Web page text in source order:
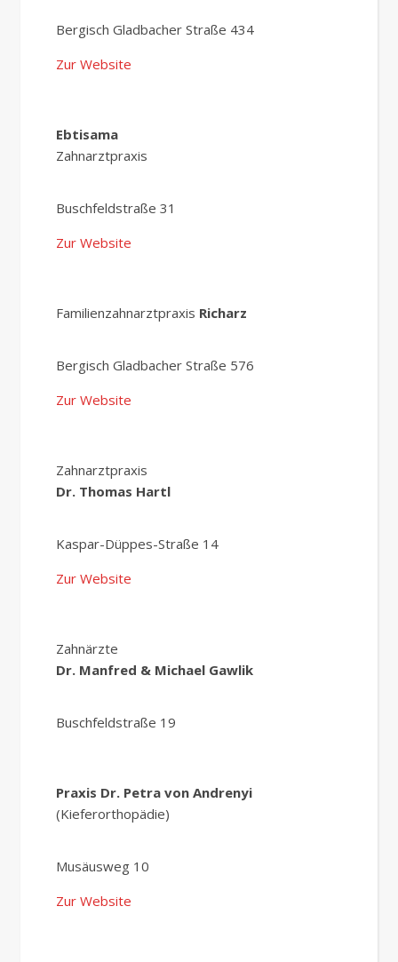
Bergisch Gladbacher Straße 434
Zur Website
Ebtisama
Zahnarztpraxis
Buschfeldstraße 31
Zur Website
Familienzahnarztpraxis Richarz
Bergisch Gladbacher Straße 576
Zur Website
Zahnarztpraxis
Dr. Thomas Hartl
Kaspar-Düppes-Straße 14
Zur Website
Zahnärzte
Dr. Manfred & Michael Gawlik
Buschfeldstraße 19
Praxis Dr. Petra von Andrenyi
(Kieferorthopädie)
Musäusweg 10
Zur Website